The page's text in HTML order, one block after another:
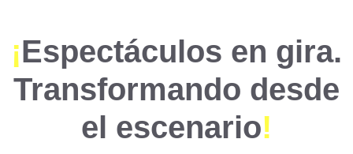
¡Espectáculos en gira.
Transformando desde
el escenario!